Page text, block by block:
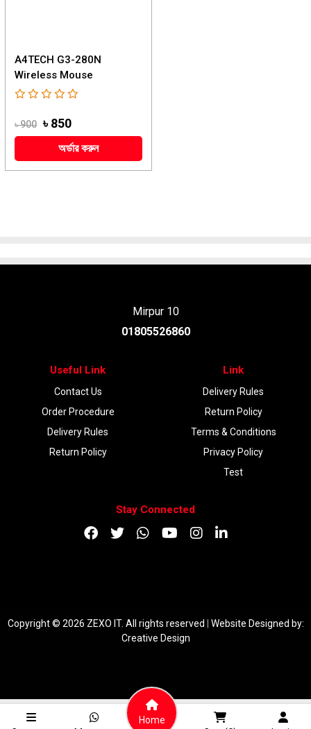
A4TECH G3-280N
Wireless Mouse
৳ 900 ৳ 850
অর্ডার করুন
Mirpur 10
01805526860
Useful Link
Contact Us
Order Procedure
Delivery Rules
Return Policy
Link
Delivery Rules
Return Policy
Terms & Conditions
Privacy Policy
Test
Stay Connected
Copyright © 2026 ZEXO IT. All rights reserved
Website Designed by:
Creative Design
Home